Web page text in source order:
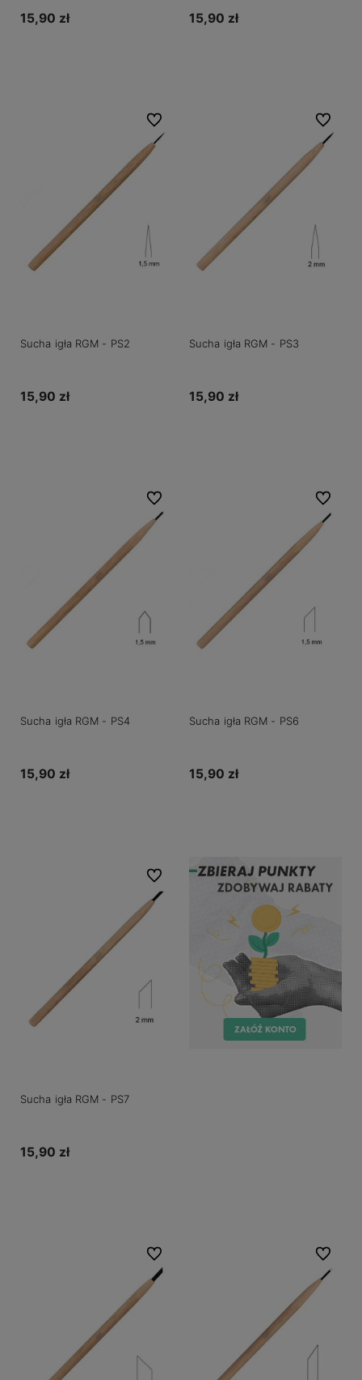
15,90 zł 15,90 zł
Sucha igła RGM - PS2
15,90 zł
Do ulubionych
Sucha igła RGM - PS3
15,90 zł
Do
Sucha igła RGM - PS4
15,90 zł
Do ulubionych
Sucha igła RGM - PS6
15,90 zł
Do
Sucha igła RGM - PS7
15,90 zł
Do ulubionych
Do ulubionych Do